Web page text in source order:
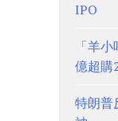
IPO
「羊
億超購
特朗普